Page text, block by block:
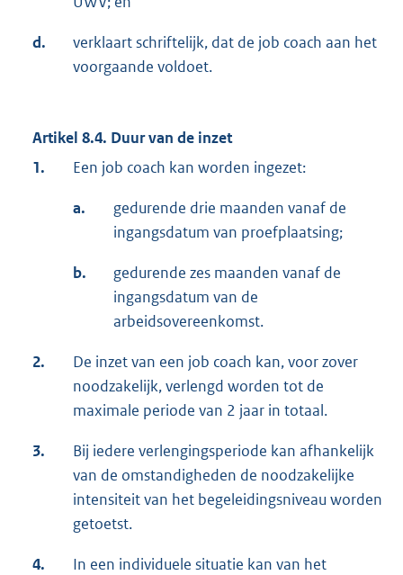
d.
verklaart schriftelijk, dat de job coach aan het
voorgaande voldoet.
Artikel 8.4. Duur van de inzet
1.
Een job coach kan worden ingezet:
a.
gedurende drie maanden vanaf de
ingangsdatum van proefplaatsing;
b.
gedurende zes maanden vanaf de
ingangsdatum van de
arbeidsovereenkomst.
2.
De inzet van een job coach kan, voor zover
noodzakelijk, verlengd worden tot de
maximale periode van 2 jaar in totaal.
3.
Bij iedere verlengingsperiode kan afhankelijk
van de omstandigheden de noodzakelijke
intensiteit van het begeleidingsniveau worden
getoetst.
4.
In een individuele situatie kan van het